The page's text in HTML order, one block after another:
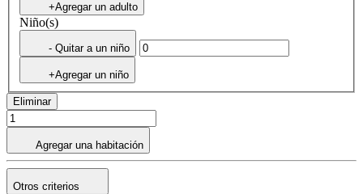
+Agregar un adulto
Niño(s)
- Quitar a un niño
+Agregar un niño
Eliminar
Agregar una habitación
Otros criterios